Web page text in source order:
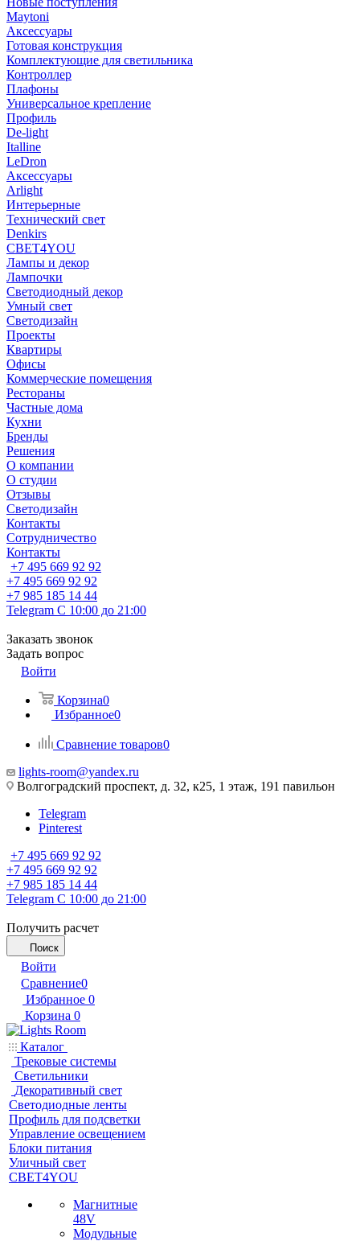
Maytoni
Аксессуары
Готовая конструкция
Комплектующие для светильника
Контроллер
Плафоны
Универсальное крепление
Профиль
De-light
Italline
LeDron
Аксессуары
Arlight
Интерьерные
Технический свет
Denkirs
СВЕТ4YOU
Лампы и декор
Лампочки
Светодиодный декор
Умный свет
Светодизайн
Проекты
Квартиры
Офисы
Коммерческие помещения
Рестораны
Частные дома
Кухни
Бренды
Решения
О компании
О студии
Отзывы
Светодизайн
Контакты
Сотрудничество
Контакты
+7 495 669 92 92
+7 495 669 92 92
+7 985 185 14 44
Telegram С 10:00 до 21:00
Заказать звонок
Задать вопрос
Войти
Корзина0
Избранное0
Сравнение товаров0
lights-room@yandex.ru
Волгоградский проспект, д. 32, к25, 1 этаж, 191 павильон
Telegram
Pinterest
+7 495 669 92 92
+7 495 669 92 92
+7 985 185 14 44
Telegram С 10:00 до 21:00
Получить расчет
Поиск
Войти
Сравнение0
Избранное 0
Корзина 0
Каталог
Трековые системы
Светильники
Декоративный свет
Светодиодные ленты
Профиль для подсветки
Управление освещением
Блоки питания
Уличный свет
СВЕТ4YOU
Магнитные
48V
Модульные